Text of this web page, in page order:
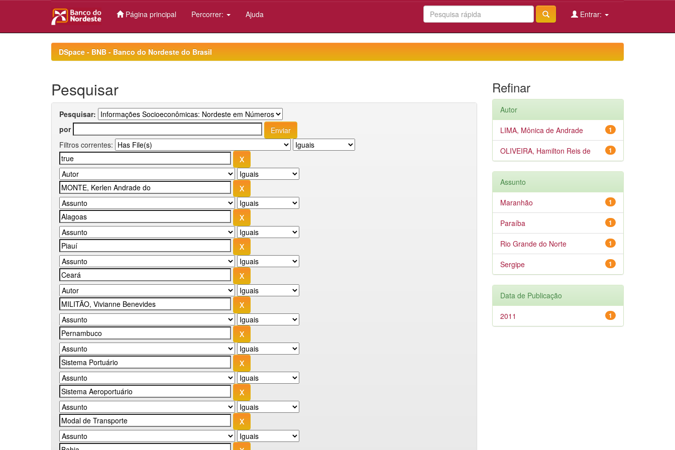
Página principal Percorrer: Ajuda Entrar:
DSpace - BNB - Banco do Nordeste do Brasil
Pesquisar
Pesquisar:
por
Filtros correntes:
Refinar
Autor
1
LIMA, Mônica de Andrade
1
OLIVEIRA, Hamilton Reis de
Assunto
1
Maranhão
1
Paraíba
1
Rio Grande do Norte
1
Sergipe
Data de Publicação
1
2011